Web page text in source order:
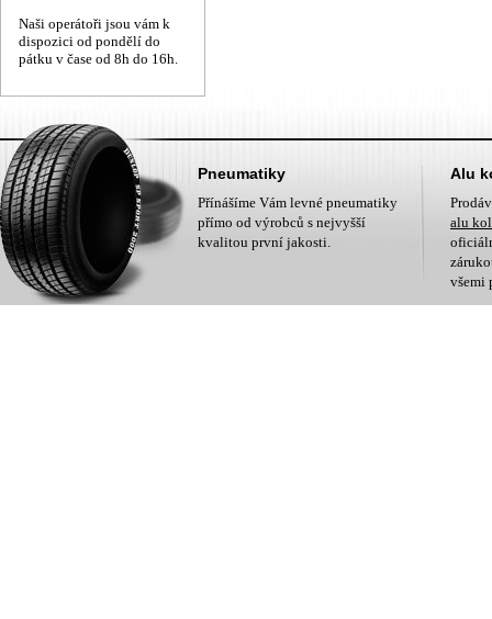
Naši operátoři jsou vám k
dispozici od pondělí do
pátku v čase od 8h do 16h.
Pneumatiky
Přínášíme Vám levné pneumatiky
přímo od výrobců s nejvyšší
kvalitou první jakosti.
Alu
alu
všemi